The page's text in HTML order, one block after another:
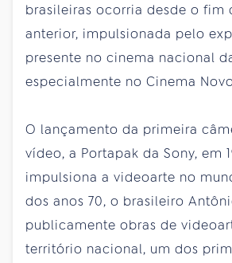
brasileiras ocorria desde o fim
anterior, impulsionada pelo
presente no cinema nacional
especialmente no Cinema
O lançamento da primeira
vídeo, a Portapak da Sony, em
impulsiona a videoarte no
dos anos 70, o brasileiro
publicamente obras de
território nacional, um dos